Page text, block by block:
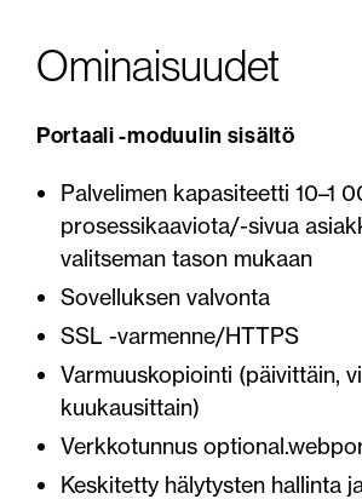
Ominaisuudet
Portaali -moduulin sisältö
Palvelimen kapasiteetti 10–1
prosessikaaviota/-sivua
valitseman tason mukaan
Sovelluksen valvonta
SSL -varmenne/HTTPS
Varmuuskopiointi (päivittäin,
kuukausittain)
Verkkotunnus
Keskitetty hälytysten hallinta